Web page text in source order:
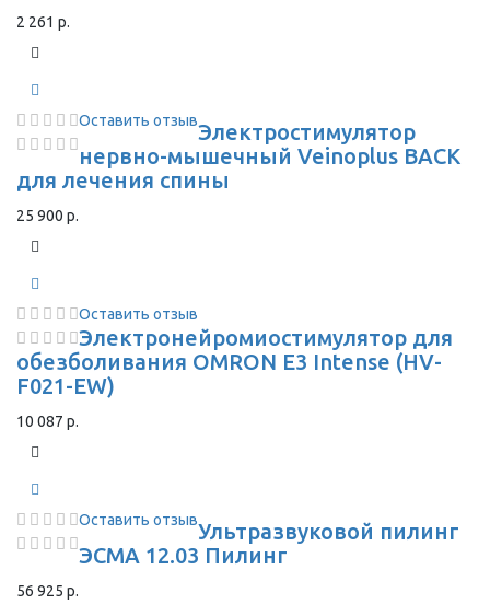
2 261 р.
Оставить отзывЭлектростимулятор
нервно-мышечный Veinoplus BACK
для лечения спины
25 900 р.
Оставить отзыв
Электронейромиостимулятор для
обезболивания OMRON Е3 Intense (HV-
F021-EW)
10 087 р.
Оставить отзывУльтразвуковой пилинг
ЭСМА 12.03 Пилинг
56 925 р.